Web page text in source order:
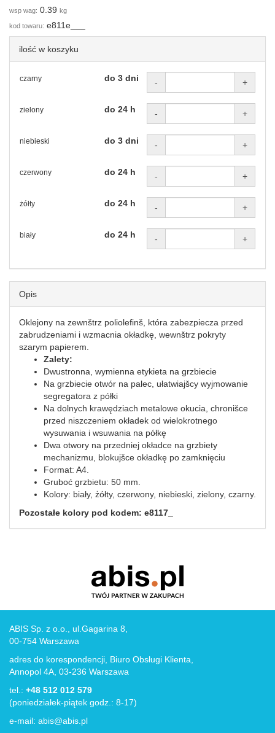
wsp wag: 0.39 kg
kod towaru: e811e___
ilość w koszyku
czarny do 3 dni - +
zielony do 24 h - +
niebieski do 3 dni - +
czerwony do 24 h - +
żółty do 24 h - +
biały do 24 h - +
Opis
Oklejony na zewnštrz poliolefinš, która zabezpiecza przed
zabrudzeniami i wzmacnia okładkę, wewnštrz pokryty
szarym papierem.
Zalety:
Dwustronna, wymienna etykieta na grzbiecie
Na grzbiecie otwór na palec, ułatwiajšcy wyjmowanie
segregatora z półki
Na dolnych krawędziach metalowe okucia, chronišce
przed niszczeniem okładek od wielokrotnego
wysuwania i wsuwania na półkę
Dwa otwory na przedniej okładce na grzbiety
mechanizmu, blokujšce okładkę po zamknięciu
Format: A4.
Gruboć grzbietu: 50 mm.
Kolory: biały, żółty, czerwony, niebieski, zielony, czarny.
Pozostałe kolory pod kodem: e8117_
ABIS Sp. z o.o., ul.Gagarina 8,
00-754 Warszawa
adres do korespondencji, Biuro Obsługi Klienta,
Annopol 4A, 03-236 Warszawa
tel.: +48 512 012 579
(poniedziałek-piątek godz.: 8-17)
e-mail: abis@abis.pl